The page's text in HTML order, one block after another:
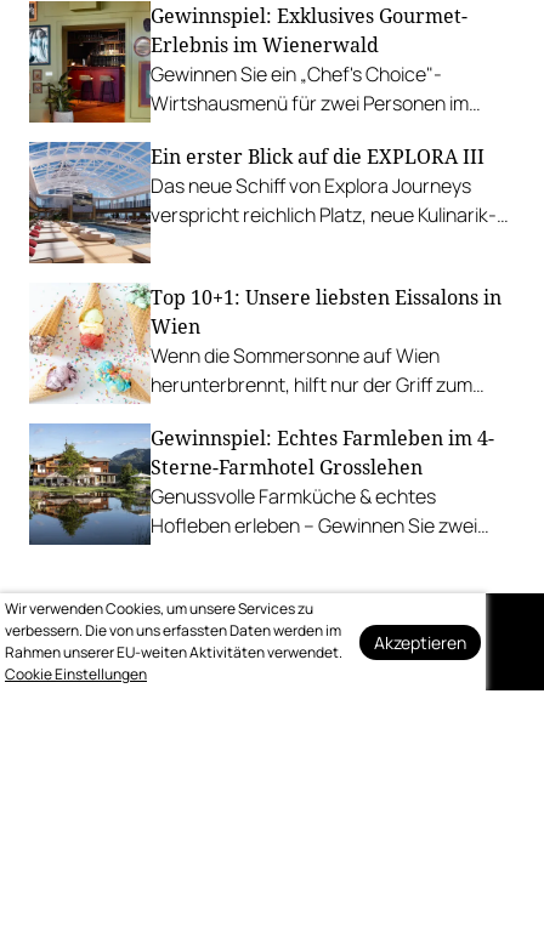
Gewinnspiel: Exklusives Gourmet-
Erlebnis im Wienerwald
Gewinnen Sie ein „Chef's Choice"-
Wirtshausmenü für zwei Personen im
Gumpoldskirchen.
Ein erster Blick auf die EXPLORA III
Das neue Schiff von Explora Journeys
verspricht reichlich Platz, neue Kulinarik-
Top 10+1: Unsere liebsten Eissalons in
Wien
Wenn die Sommersonne auf Wien
herunterbrennt, hilft nur der Griff zum
uns am liebsten ab.
Gewinnspiel: Echtes Farmleben im 4-
Sterne-Farmhotel Grosslehen
Genussvolle Farmküche & echtes
Hofleben erleben – Gewinnen Sie zwei
Auf dem Laufenden
Wir verwenden Cookies, um unsere Services zu
verbessern. Die von uns erfassten Daten werden im
Rahmen unserer EU-weiten Aktivitäten verwendet.
Cookie Einstellungen
Akzeptieren